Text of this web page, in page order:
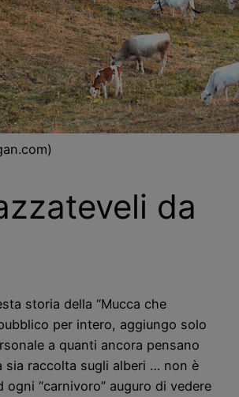
da
storia della “Mucca che
per intero, aggiungo solo
a quanti ancora pensano
sia raccolta sugli alberi … non è
ogni “carnivoro” auguro di vedere